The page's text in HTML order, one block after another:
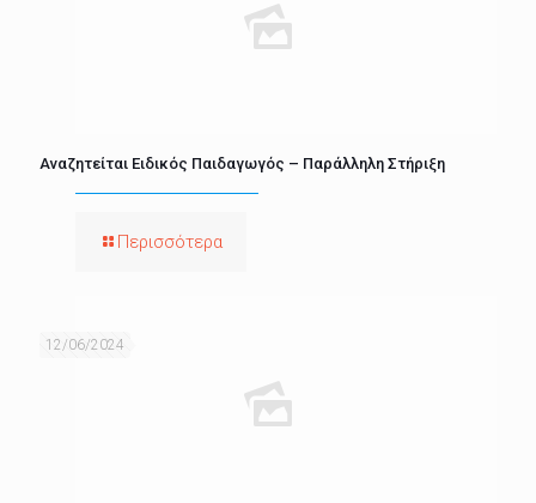
Αναζητείται Ειδικός Παιδαγωγός – Παράλληλη Στήριξη
Περισσότερα
12/06/2024